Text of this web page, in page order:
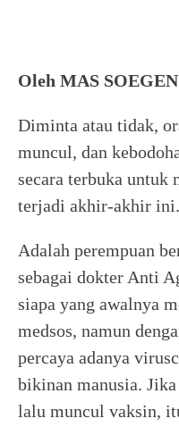
Oleh MAS
Diminta atau tidak,
muncul, dan
secara terbuka untuk
terjadi akhir-akhir ini.
Adalah perempuan
sebagai dokter Anti
siapa yang awalnya
medsos, namun
percaya adanya
bikinan manusia.
lalu muncul vaksin,